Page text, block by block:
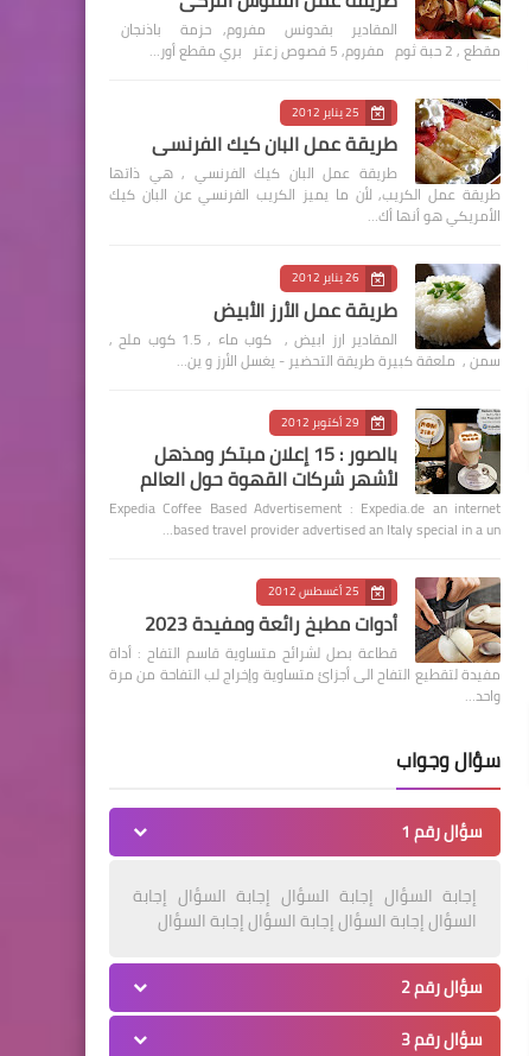
المقادير بقدونس مفروم, حزمة باذنجان
مقطع , 2 حبة ثوم مفروم, 5 فصوص زعتر بري مقطع أور…
25 يناير 2012
طريقة عمل البان كيك الفرنسي
طريقة عمل البان كيك الفرنسي , هي ذاتها
طريقة عمل الكريب, لأن ما يميز الكريب الفرنسي عن البان كيك
الأمريكي هو أنها أك…
26 يناير 2012
طريقة عمل الأرز الأبيض
المقادير ارز ابيض , كوب ماء , 1.5 كوب ملح ,
سمن , ملعقة كبيرة طريقة التحضير - يغسل الأرز و ين…
29 أكتوبر 2012
بالصور : 15 إعلان مبتكر ومذهل
لأشهر شركات القهوة حول العالم
Expedia Coffee Based Advertisement : Expedia.de an internet
based travel provider advertised an Italy special in a un…
25 أغسطس 2012
أدوات مطبخ رائعة ومفيدة 2023
قطاعة بصل لشرائح متساوية قاسم التفاح : أداة
مفيدة لتقطيع التفاح الى أجزائ متساوية وإخراج لب التفاحة من مرة
واحد…
سؤال وجواب
سؤال رقم 1
إجابة السؤال إجابة السؤال إجابة السؤال إجابة
السؤال إجابة السؤال إجابة السؤال إجابة السؤال
سؤال رقم 2
سؤال رقم 3